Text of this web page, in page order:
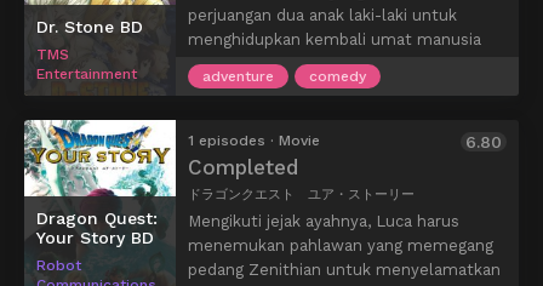
Dr. Stone BD
TMS
Entertainment
perjuangan dua anak laki-laki untuk
menghidupkan kembali umat manusia
setelah fenomena misterius yang
membuat semua orang di dunia berubah
milenium.
adventure comedy
Dragon Quest:
Your Story BD
Robot
1 episodes · Movie
Completed
ドラゴンクエスト ユア・ストーリー
6.80
Mengikuti jejak ayahnya, Luca harus
menemukan pahlawan yang memegang
pedang Zenithian untuk menyelamatkan